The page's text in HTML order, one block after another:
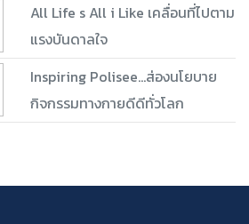
All Life s All i Like เคลื่อนที่ไปตาม
แรงบันดาลใจ
Inspiring Polisee...ส่องนโยบาย
กิจกรรมทางกายดีดีทั่วโลก